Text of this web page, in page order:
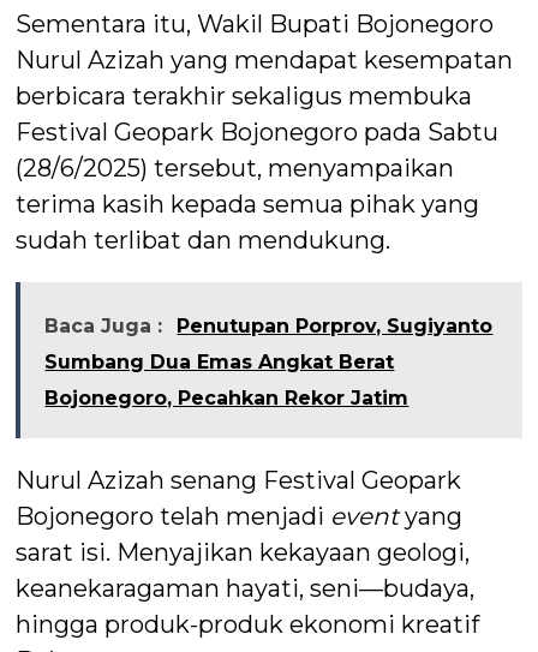
Sementara itu, Wakil Bupati Bojonegoro
Nurul Azizah yang mendapat kesempatan
berbicara terakhir sekaligus membuka
Festival Geopark Bojonegoro pada Sabtu
(28/6/2025) tersebut, menyampaikan
terima kasih kepada semua pihak yang
sudah terlibat dan mendukung.
Baca Juga :
Penutupan Porprov, Sugiyanto
Sumbang Dua Emas Angkat Berat
Bojonegoro, Pecahkan Rekor Jatim
Nurul Azizah senang Festival Geopark
Bojonegoro telah menjadi eventyang
sarat isi. Menyajikan kekayaan geologi,
keanekaragaman hayati, seni—budaya,
hingga produk-produk ekonomi kreatif